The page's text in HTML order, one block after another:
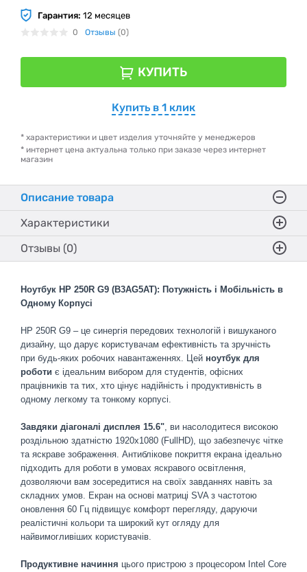
Гарантия: 12 месяцев
0 Отзывы (0)
КУПИТЬ
Купить в 1 клик
* характеристики и цвет изделия уточняйте у менеджеров
* интернет цена актуальна только при заказе через интернет
магазин
Описание товара
Характеристики
Отзывы (0)
Ноутбук HP 250R G9 (B3AG5AT): Потужність і Мобільність в
Одному Корпусі
HP 250R G9 – це синергія передових технологій і вишуканого
дизайну, що дарує користувачам ефективність та зручність
при будь-яких робочих навантаженнях. Цей ноутбук для
роботи є ідеальним вибором для студентів, офісних
працівників та тих, хто цінує надійність і продуктивність в
одному легкому та тонкому корпусі.
Завдяки діагоналі дисплея 15.6", ви насолодитеся високою
роздільною здатністю 1920х1080 (FullHD), що забезпечує чітке
та яскраве зображення. Антиблікове покриття екрана ідеально
підходить для роботи в умовах яскравого освітлення,
дозволяючи вам зосередитися на своїх завданнях навіть за
складних умов. Екран на основі матриці SVA з частотою
оновлення 60 Гц підвищує комфорт перегляду, даруючи
реалістичні кольори та широкий кут огляду для
найвимогливіших користувачів.
Продуктивне начиння цього пристрою з процесором Intel Core